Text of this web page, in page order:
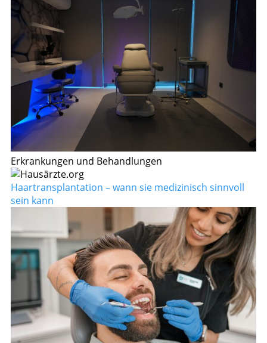
Erkrankungen und Behandlungen
Haartransplantation – wann sie medizinisch sinnvoll
sein kann